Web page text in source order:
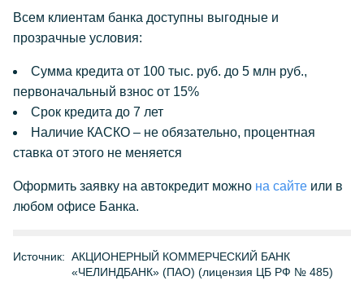
Всем клиентам банка доступны выгодные и
прозрачные условия:
Сумма кредита от 100 тыс. руб. до 5 млн руб.,
первоначальный взнос от 15%
Срок кредита до 7 лет
Наличие КАСКО – не обязательно, процентная
ставка от этого не меняется
Оформить заявку на автокредит можно на сайте или в
любом офисе Банка.
Источник: АКЦИОНЕРНЫЙ КОММЕРЧЕСКИЙ БАНК
«ЧЕЛИНДБАНК» (ПАО) (лицензия ЦБ РФ № 485)